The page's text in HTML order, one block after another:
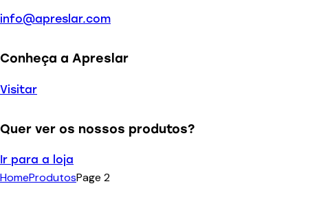
info@apreslar.com
Conheça a Apreslar
Visitar
Quer ver os nossos produtos?
Ir para a loja
HomeProdutosPage 2